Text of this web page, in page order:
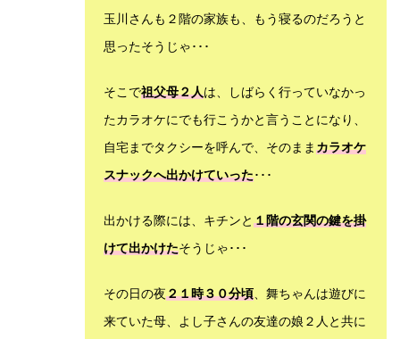
玉川さんも２階の家族も、もう寝るのだろうと
思ったそうじゃ･･･
そこで祖父母２人は、しばらく行っていなかっ
たカラオケにでも行こうかと言うことになり、
自宅までタクシーを呼んで、そのままカラオケ
スナックへ出かけていった･･･
出かける際には、キチンと１階の玄関の鍵を掛
けて出かけたそうじゃ･･･
その日の夜２１時３０分頃 、舞ちゃんは遊びに
来ていた母、よし子さんの友達の娘２人と共に